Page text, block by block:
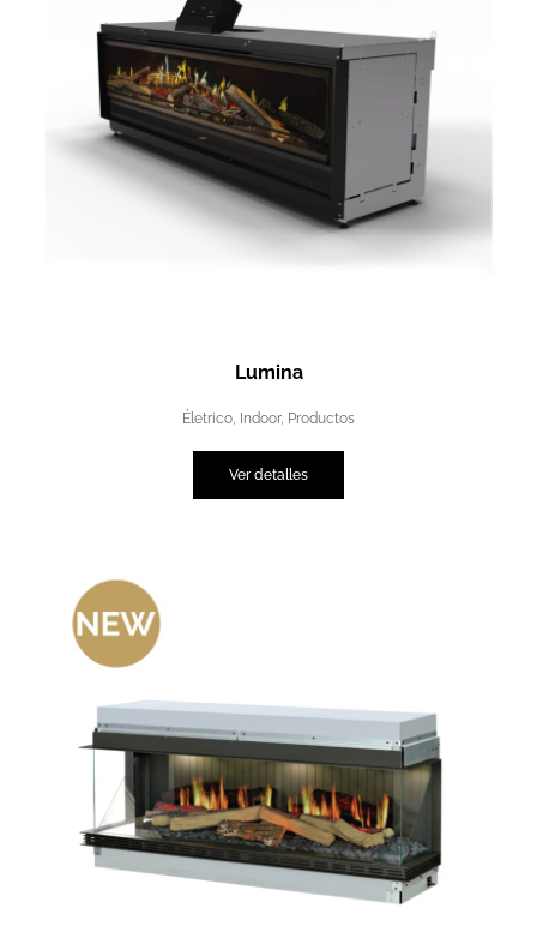
Lumina
Életrico, Indoor, Productos
Ver detalles